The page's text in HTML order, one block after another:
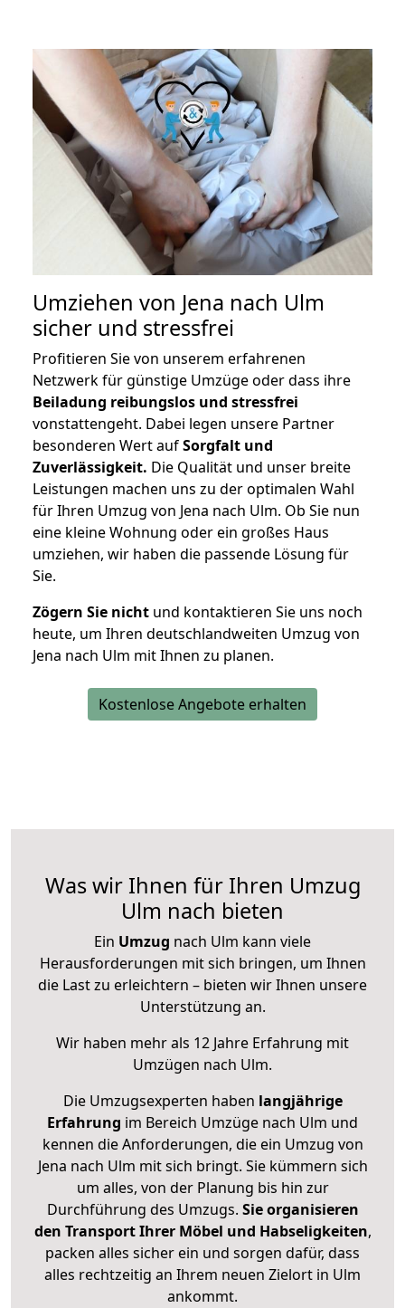
Umziehen von Jena nach Ulm
sicher und stressfrei
Profitieren Sie von unserem erfahrenen
Netzwerk für günstige Umzüge oder dass ihre
Beiladung reibungslos und stressfrei
vonstattengeht. Dabei legen unsere Partner
besonderen Wert aufSorgfalt und
Zuverlässigkeit. Die Qualität und unser breite
Leistungen machen uns zu der optimalen Wahl
für Ihren Umzug von Jena nach Ulm. Ob Sie nun
eine kleine Wohnung oder ein großes Haus
umziehen, wir haben die passende Lösung für
Sie.
Zögern Sie nicht und kontaktieren Sie uns noch
heute, um Ihren deutschlandweiten Umzug von
Jena nach Ulm mit Ihnen zu planen.
Kostenlose Angebote erhalten
Was wir Ihnen für Ihren Umzug
Ulm nach bieten
Ein Umzug nach Ulm kann viele
Herausforderungen mit sich bringen, um Ihnen
die Last zu erleichtern – bieten wir Ihnen unsere
Unterstützung an.
Wir haben mehr als 12 Jahre Erfahrung mit
Umzügen nach Ulm.
Die Umzugsexperten haben langjährige
Erfahrung im Bereich Umzüge nach Ulm und
kennen die Anforderungen, die ein Umzug von
Jena nach Ulm mit sich bringt. Sie kümmern sich
um alles, von der Planung bis hin zur
Durchführung des Umzugs. Sie organisieren
den Transport Ihrer Möbel und Habseligkeiten,
packen alles sicher ein und sorgen dafür, dass
alles rechtzeitig an Ihrem neuen Zielort in Ulm
ankommt.